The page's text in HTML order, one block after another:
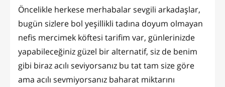
Öncelikle herkese merhabalar sevgili arkadaşlar,
bugün sizlere bol yeşillikli tadına doyum olmayan
nefis mercimek köftesi tarifim var, günlerinizde
yapabileceğiniz güzel bir alternatif, siz de benim
gibi biraz acılı seviyorsanız bu tat tam size göre
ama acılı sevmiyorsanız baharat miktarını